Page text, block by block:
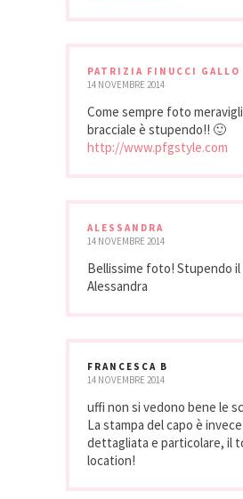
PATRIZIA FINUCCI GALLO
14 NOVEMBRE 2014
Come sempre foto
bracciale è stupendo!! 🙂
http://www.pfgstyle.com
ALESSANDRA
14 NOVEMBRE 2014
Bellissime foto! Stupendo il
Alessandra
FRANCESCA B
14 NOVEMBRE 2014
uffi non si vedono bene le
La stampa del capo è
dettagliata e particolare, il
location!